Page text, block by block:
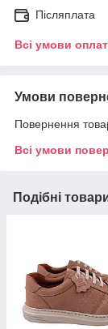
Післяплата
Всі умови
Умови
Повернення
Всі умови
Подібні